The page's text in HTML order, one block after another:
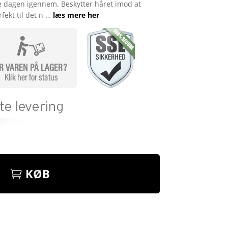
igennem. Beskytter håret imod at
til det n … læs mere her
KØB